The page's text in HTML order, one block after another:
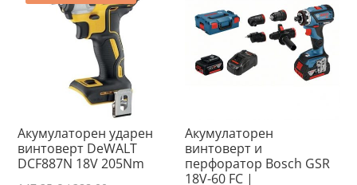
Акумулаторен ударен
винтоверт DeWALT
DCF887N 18V 205Nm
Акумулаторен
винтоверт и
перфоратор Bosch GSR
18V-60 FC |